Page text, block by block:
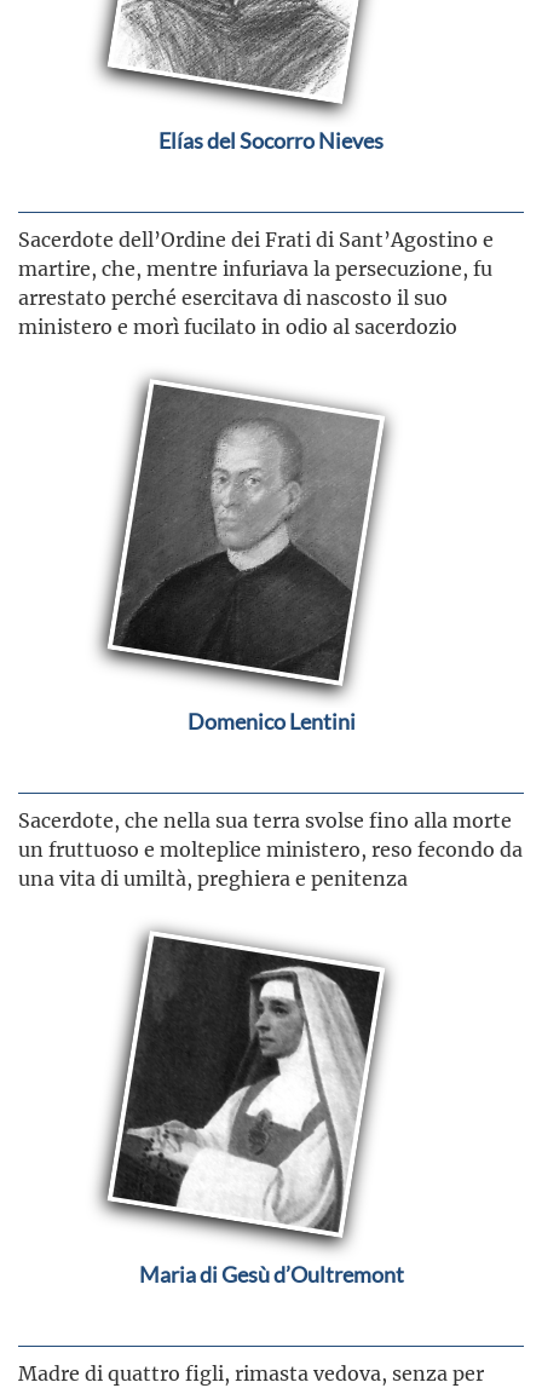
Elías del Socorro Nieves
Sacerdote dell’Ordine dei Frati di Sant’Agostino e
martire, che, mentre infuriava la persecuzione, fu
arrestato perché esercitava di nascosto il suo
ministero e morì fucilato in odio al sacerdozio
Domenico Lentini
Sacerdote, che nella sua terra svolse fino alla morte
un fruttuoso e molteplice ministero, reso fecondo da
una vita di umiltà, preghiera e penitenza
Maria di Gesù d’Oultremont
Madre di quattro figli, rimasta vedova, senza per